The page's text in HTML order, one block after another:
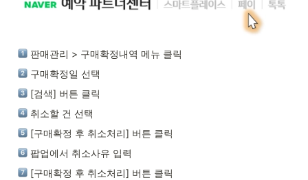
판매관리 > 구매확정내역 메뉴 클릭
구매확정일 선택
[검색] 버튼 클릭
취소할 건 선택
[구매확정 후 취소처리] 버튼 클릭
팝업에서 취소사유 입력
[구매확정 후 취소처리] 버튼 클릭